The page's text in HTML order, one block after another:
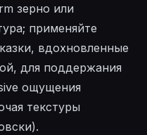
зерно или
применяйте
вдохновленные
для поддержания
ощущения
текстуры